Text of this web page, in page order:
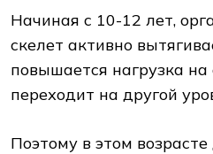
Начиная с 10-12 лет,
скелет активно
повышается нагрузка
переходит на другой
Поэтому в этом